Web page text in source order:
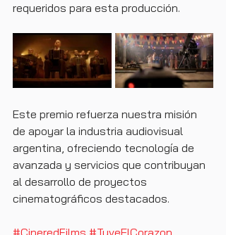
requeridos para esta producción.
Este premio refuerza nuestra misión
de apoyar la industria audiovisual
argentina, ofreciendo tecnología de
avanzada y servicios que contribuyan
al desarrollo de proyectos
cinematográficos destacados.
#CineredFilms #TuveElCorazon